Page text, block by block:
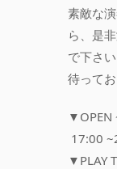
素敵な
ら、是
で下さ
待ってお
▼OPEN
17:00
▼PLAY